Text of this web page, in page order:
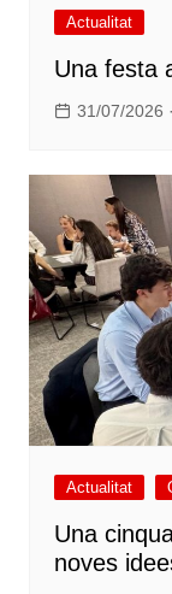
Actualitat
Una festa
31/07/2026
Actualitat
Una
noves